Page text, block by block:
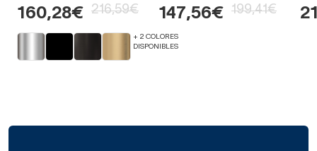
160,28€ 216,59€
+ 2 COLORES
DISPONIBLES
147,56€ 199,41€